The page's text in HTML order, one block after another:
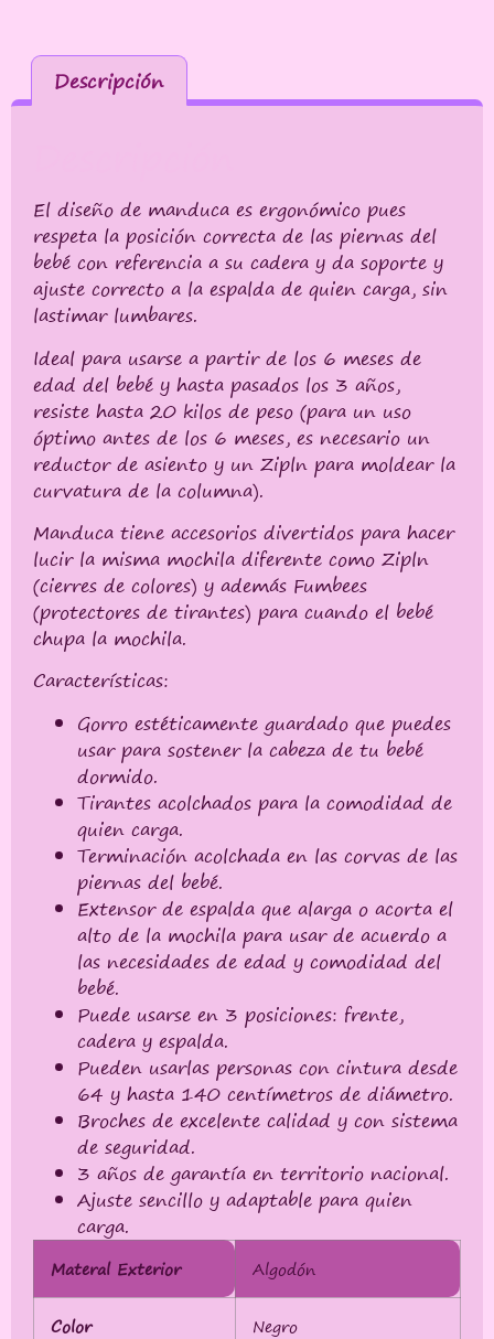
Descripción
El diseño de manduca es ergonómico pues
respeta la posición correcta de las piernas del
bebé con referencia a su cadera y da soporte y
ajuste correcto a la espalda de quien carga, sin
lastimar lumbares.
Ideal para usarse a partir de los 6 meses de
edad del bebé y hasta pasados los 3 años,
resiste hasta 20 kilos de peso (para un uso
óptimo antes de los 6 meses, es necesario un
reductor de asiento y un Zipln para moldear la
curvatura de la columna).
Manduca tiene accesorios divertidos para hacer
lucir la misma mochila diferente como Zipln
(cierres de colores) y además Fumbees
(protectores de tirantes) para cuando el bebé
chupa la mochila.
Características:
Gorro estéticamente guardado que puedes
usar para sostener la cabeza de tu bebé
dormido.
Tirantes acolchados para la comodidad de
quien carga.
Terminación acolchada en las corvas de las
piernas del bebé.
Extensor de espalda que alarga o acorta el
alto de la mochila para usar de acuerdo a
las necesidades de edad y comodidad del
bebé.
Puede usarse en 3 posiciones: frente,
cadera y espalda.
Pueden usarlas personas con cintura desde
64 y hasta 140 centímetros de diámetro.
Broches de excelente calidad y con sistema
de seguridad.
3 años de garantía en territorio nacional.
Ajuste sencillo y adaptable para quien
carga.
Materal Exterior Algodón
Color Negro